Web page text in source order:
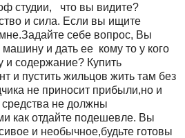
студии, что вы видите?
и сила. Если вы ищите
себе вопрос, Вы
машину и дать ее кому то у кого
и содержание? Купить
и пустить жильцов жить там без
не приносит прибыли,но и
не должны
как отдайте подешевле. Вы
и необычное,будьте готовы